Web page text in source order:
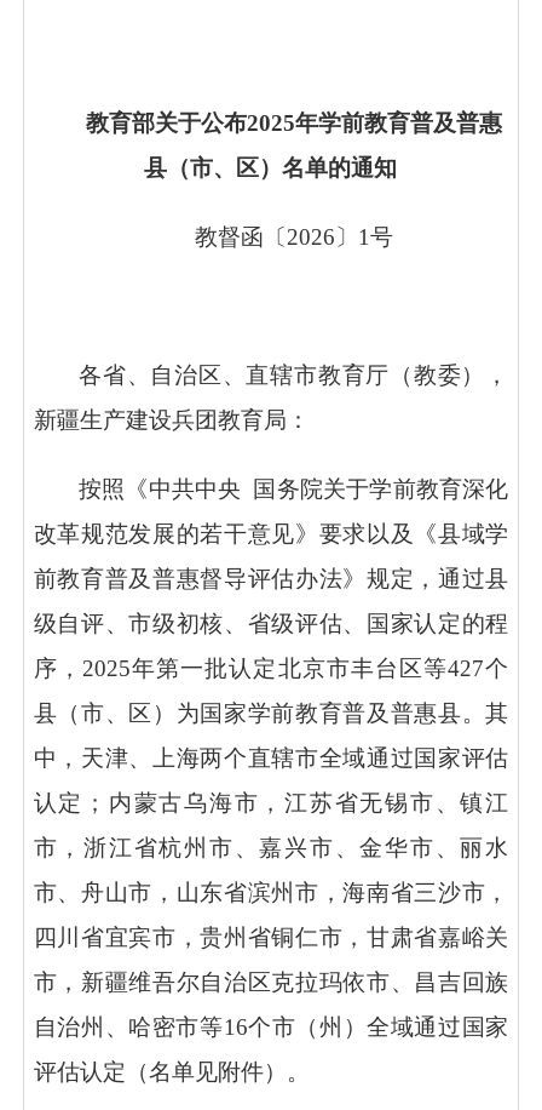
教育部关于公布2025年学前教育普及普惠
县（市、区）名单的通知
教督函〔2026〕1号
各省、自治区、直辖市教育厅（教委），
新疆生产建设兵团教育局：
按照《中共中央
国务院关于学前教育深化
改革规范发展的若干意见》要求以及《县域学
前教育普及普惠督导评估办法》规定，通过县
级自评、市级初核、省级评估、国家认定的程
序， 2025年第一批认定北京市丰台区等427个
县（市、区）为国家学前教育普及普惠县。其
中，天津、上海两个直辖市全域通过国家评估
认定；内蒙古乌海市，江苏省无锡市、镇江
市，浙江省杭州市、嘉兴市、金华市、丽水
市、舟山市，山东省滨州市，海南省三沙市，
四川省宜宾市，贵州省铜仁市，甘肃省嘉峪关
市，新疆维吾尔自治区克拉玛依市、昌吉回族
自治州、哈密市等16个市（州）全域通过国家
评估认定（名单见附件）。